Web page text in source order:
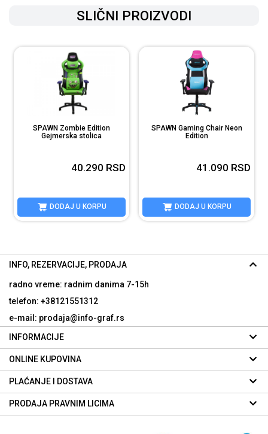
SLIČNI PROIZVODI
SPAWN Zombie Edition
Gejmerska stolica
40.290 RSD
DODAJ U KORPU
SPAWN Gaming Chair Neon
Edition
41.090 RSD
DODAJ U KORPU
INFO, REZERVACIJE, PRODAJA
radno vreme: radnim danima 7-15h
telefon: +38121551312
e-mail: prodaja@info-graf.rs
INFORMACIJE
ONLINE KUPOVINA
PLAĆANJE I DOSTAVA
PRODAJA PRAVNIM LICIMA